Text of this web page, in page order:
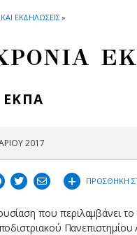
ΕΚΔΗΛΩΣΕΙΣ»
ΕΚΠΑ
2017
+ ΠΡΟΣΘΗΚΗ
που περιλαμβάνει